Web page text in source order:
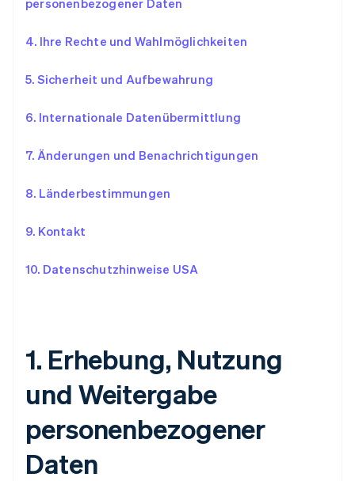
personenbezogener Daten
4. Ihre Rechte und Wahlmöglichkeiten
5. Sicherheit und Aufbewahrung
6. Internationale Datenübermittlung
7. Änderungen und Benachrichtigungen
8. Länderbestimmungen
9. Kontakt
10. Datenschutzhinweise USA
1. Erhebung, Nutzung
und Weitergabe
personenbezogener
Daten